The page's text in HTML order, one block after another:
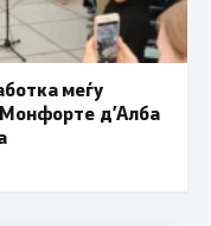
меѓу
д’Алба